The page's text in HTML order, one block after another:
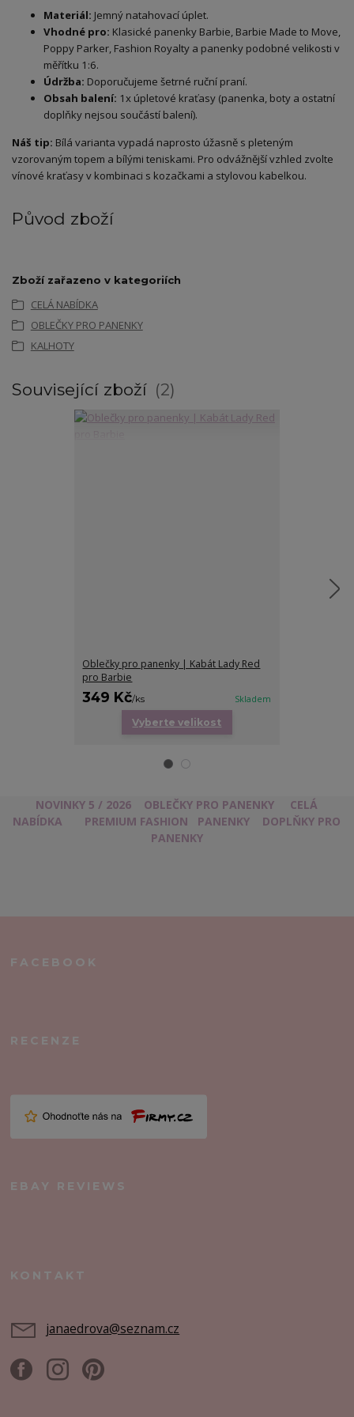
Materiál: Jemný natahovací úplet.
Vhodné pro: Klasické panenky Barbie, Barbie Made to Move,
Poppy Parker, Fashion Royalty a panenky podobné velikosti v
měřítku 1:6.
Údržba: Doporučujeme šetrné ruční praní.
Obsah balení: 1x úpletové kraťasy (panenka, boty a ostatní
doplňky nejsou součástí balení).
Náš tip: Bílá varianta vypadá naprosto úžasně s pleteným
vzorovaným topem a bílými teniskami. Pro odvážnější vzhled zvolte
vínové kraťasy v kombinaci s kozačkami a stylovou kabelkou.
Původ zboží
Zboží zařazeno v kategoriích
CELÁ NABÍDKA
OBLEČKY PRO PANENKY
KALHOTY
Související zboží 2
Oblečky pro panenky | Kabát Lady Red
pro Barbie
349 Kč/ks Skladem
Vyberte velikost
NOVINKY 5 / 2026 OBLEČKY PRO PANENKY
CELÁ
NABÍDKA
PREMIUM FASHION PANENKY
DOPLŇKY PRO
PANENKY
FACEBOOK
RECENZE
EBAY REVIEWS
KONTAKT
janaedrova@seznam.cz